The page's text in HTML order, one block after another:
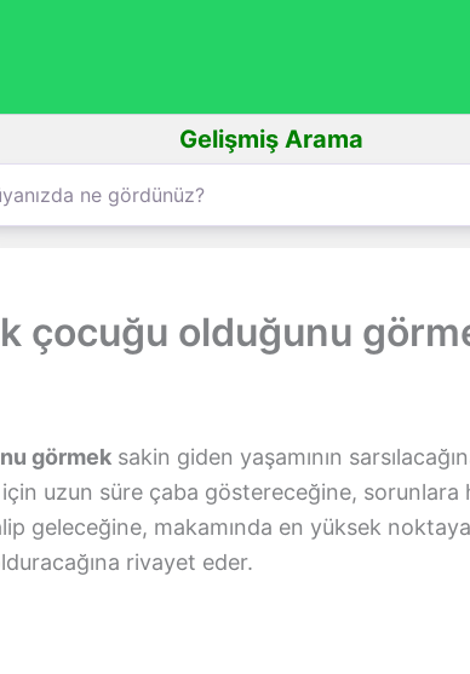
Gelişmiş Arama
çocuğu olduğunu
görmek sakin giden yaşamının
uzun süre çaba göstereceğine, sorunlara
geleceğine, makamında en yüksek noktaya
rivayet eder.